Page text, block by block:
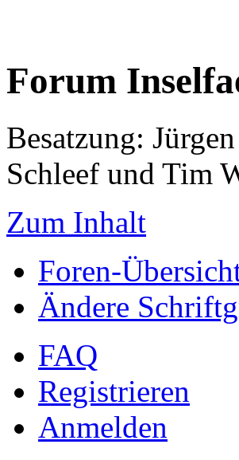
Forum
Besatzung:
Schleef und Tim
Zum Inhalt
Foren-
Ändere
FAQ
Registrieren
Anmelden